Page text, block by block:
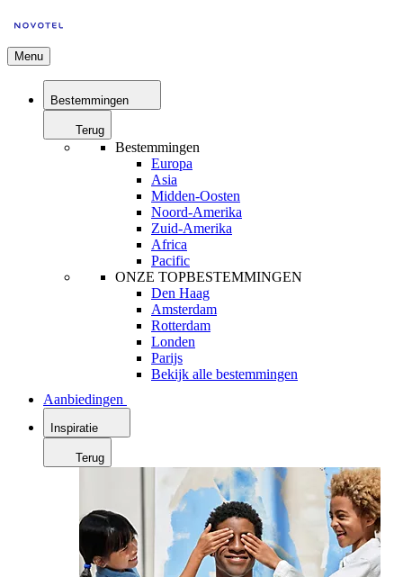
Menu
Bestemmingen
Terug
Bestemmingen
Europa
Asia
Midden-Oosten
Noord-Amerika
Zuid-Amerika
Africa
Pacific
ONZE TOPBESTEMMINGEN
Den Haag
Amsterdam
Rotterdam
Londen
Parijs
Bekijk alle bestemmingen
Aanbiedingen
Inspiratie
Terug